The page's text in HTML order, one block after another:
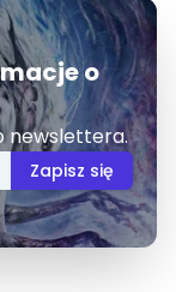
o
newslettera.
Zapisz się